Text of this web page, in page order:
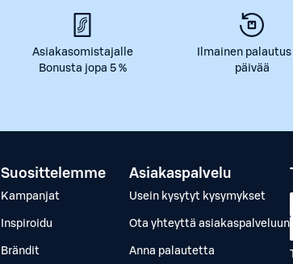
Asiakasomistajalle
Bonusta jopa 5 %
Ilmainen
päivää
Suosittelemme
Kampanjat
Inspiroidu
Brändit
Asiakaspalvelu
Usein kysytyt kysymykset
Ota yhteyttä asiakaspalveluun
Anna palautetta